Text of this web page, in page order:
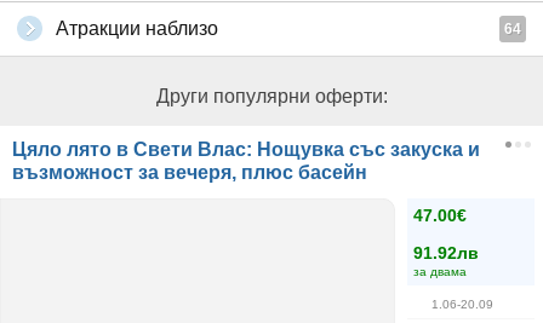
Атракции наблизо 64
Други популярни оферти:
Цяло лято в Свети Влас: Нощувка със закуска и
възможност за вечеря, плюс басейн
47.00€
91.92лв
за двама
1.06-20.09